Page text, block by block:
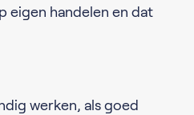
eigen handelen en dat
werken, als goed